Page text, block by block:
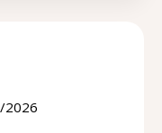
2026